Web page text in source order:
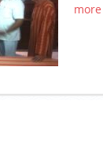
more